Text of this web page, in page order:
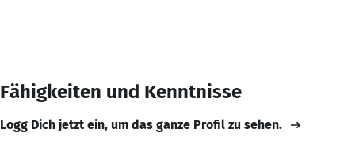
Fähigkeiten und Kenntnisse
Logg Dich jetzt ein, um das ganze Profil zu sehen.